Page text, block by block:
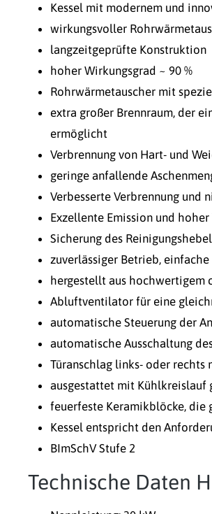
Kessel mit modernem und
wirkungsvoller
langzeitgeprüfte Konstruktion
hoher Wirkungsgrad ~ 90 %
Rohrwärmetauscher mit
extra großer Brennraum, der
ermöglicht
Verbrennung von Hart- und
geringe anfallende
Verbesserte Verbrennung und
Exzellente Emission und
Sicherung des
zuverlässiger Betrieb,
hergestellt aus hochwertigem
Abluftventilator für eine
automatische Steuerung der
automatische Ausschaltung
Türanschlag links- oder rechts
ausgestattet mit Kühlkreislauf
feuerfeste Keramikblöcke, die
Kessel entspricht den
BImSchV Stufe 2
Technische Daten